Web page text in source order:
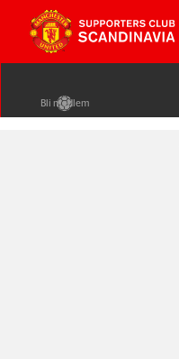
Bli medlem